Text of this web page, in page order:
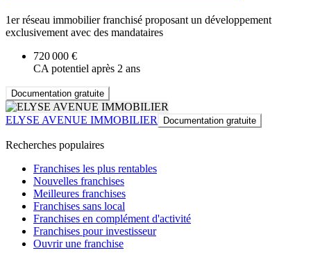
1er réseau immobilier franchisé proposant un développement
exclusivement avec des mandataires
720 000 €
CA potentiel après 2 ans
Documentation gratuite
ELYSE AVENUE IMMOBILIER Documentation gratuite
Recherches populaires
Franchises les plus rentables
Nouvelles franchises
Meilleures franchises
Franchises sans local
Franchises en complément d'activité
Franchises pour investisseur
Ouvrir une franchise